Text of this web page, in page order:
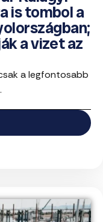
is tombol a
a vizet az
a legfontosabb